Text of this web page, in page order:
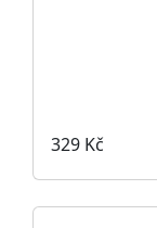
329 Kč